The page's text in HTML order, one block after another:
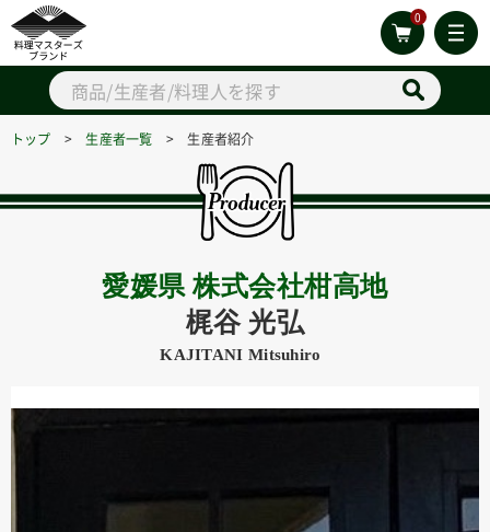
0
トップ > 生産者一覧 > 生産者紹介
愛媛県 株式会社柑高地
梶谷 光弘
KAJITANI Mitsuhiro